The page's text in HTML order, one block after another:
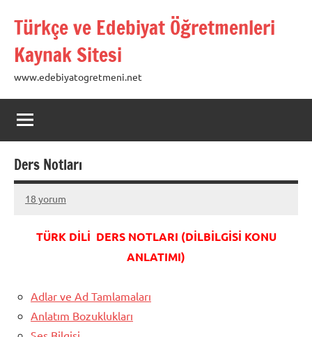
Türkçe ve Edebiyat Öğretmenleri
Kaynak Sitesi
www.edebiyatogretmeni.net
Ders Notları
22
2013
admin
18 yorum
TÜRK DİLİ DERS NOTLARI (DİLBİLGİSİ KONU
ANLATIMI)
Adlar ve Ad Tamlamaları
Anlatım Bozuklukları